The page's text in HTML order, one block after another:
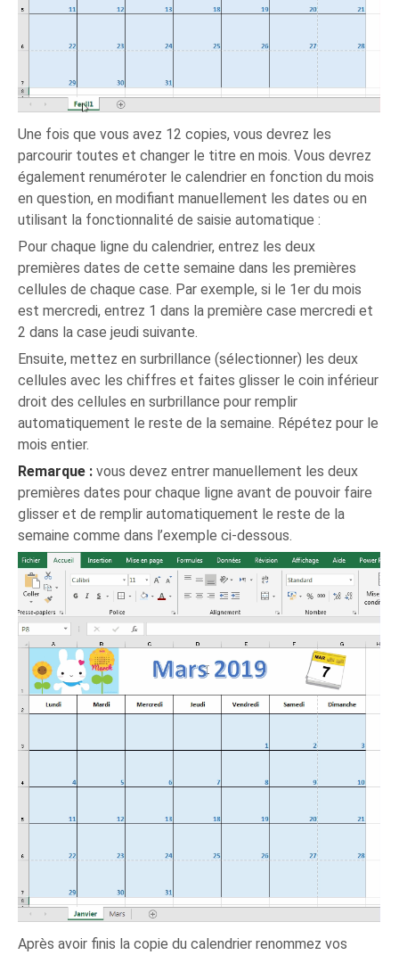
Une fois que vous avez 12 copies, vous devrez les
parcourir toutes et changer le titre en mois. Vous devrez
également renuméroter le calendrier en fonction du mois
en question, en modifiant manuellement les dates ou en
utilisant la fonctionnalité de saisie automatique :
Pour chaque ligne du calendrier, entrez les deux
premières dates de cette semaine dans les premières
cellules de chaque case. Par exemple, si le 1er du mois
est mercredi, entrez 1 dans la première case mercredi et
2 dans la case jeudi suivante.
Ensuite, mettez en surbrillance (sélectionner) les deux
cellules avec les chiffres et faites glisser le coin inférieur
droit des cellules en surbrillance pour remplir
automatiquement le reste de la semaine. Répétez pour le
mois entier.
Remarque : vous devez entrer manuellement les deux
premières dates pour chaque ligne avant de pouvoir faire
glisser et de remplir automatiquement le reste de la
semaine comme dans l’exemple ci-dessous.
Après avoir finis la copie du calendrier renommez vos